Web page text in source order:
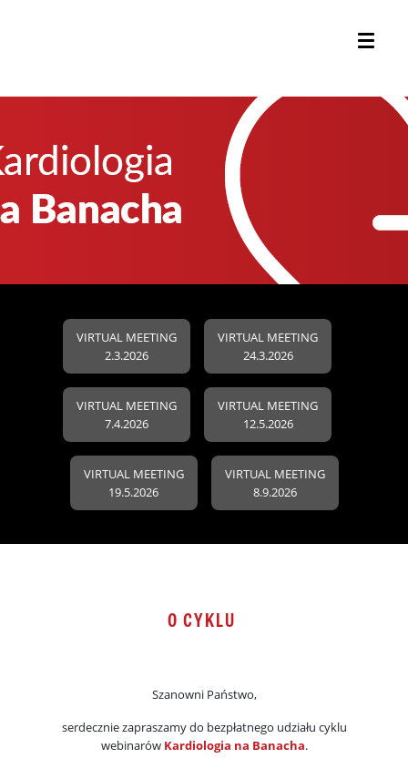
VIRTUAL MEETING
2.3.2026
VIRTUAL MEETING
24.3.2026
VIRTUAL MEETING
7.4.2026
VIRTUAL MEETING
12.5.2026
VIRTUAL MEETING
19.5.2026
VIRTUAL MEETING
8.9.2026
O CYKLU
Szanowni Państwo,
serdecznie zapraszamy do bezpłatnego udziału cyklu
webinarów Kardiologia na Banacha.